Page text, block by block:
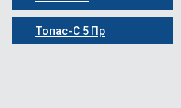
Топас-С 5 Пр